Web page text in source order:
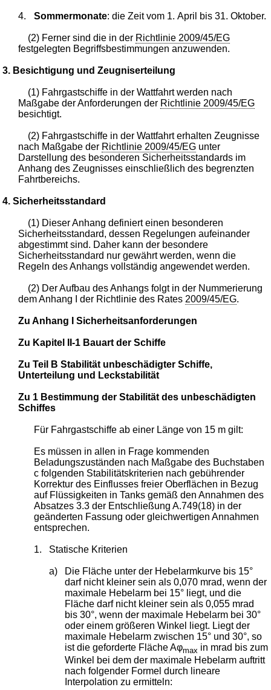
4. Sommermonate: die Zeit vom 1. April bis 31. Oktober.
(2) Ferner sind die in der Richtlinie 2009/45/EG
festgelegten Begriffsbestimmungen anzuwenden.
3. Besichtigung und Zeugniserteilung
(1) Fahrgastschiffe in der Wattfahrt werden nach
Maßgabe der Anforderungen der Richtlinie 2009/45/EG
besichtigt.
(2) Fahrgastschiffe in der Wattfahrt erhalten Zeugnisse
nach Maßgabe der Richtlinie 2009/45/EG unter
Darstellung des besonderen Sicherheitsstandards im
Anhang des Zeugnisses einschließlich des begrenzten
Fahrtbereichs.
4. Sicherheitsstandard
(1) Dieser Anhang definiert einen besonderen
Sicherheitsstandard, dessen Regelungen aufeinander
abgestimmt sind. Daher kann der besondere
Sicherheitsstandard nur gewährt werden, wenn die
Regeln des Anhangs vollständig angewendet werden.
(2) Der Aufbau des Anhangs folgt in der Nummerierung
dem Anhang I der Richtlinie des Rates 2009/45/EG.
Zu Anhang I Sicherheitsanforderungen
Zu Kapitel II-1 Bauart der Schiffe
Zu Teil B Stabilität unbeschädigter Schiffe,
Unterteilung und Leckstabilität
Zu 1 Bestimmung der Stabilität des unbeschädigten
Schiffes
Für Fahrgastschiffe ab einer Länge von 15 m gilt:
Es müssen in allen in Frage kommenden
Beladungszuständen nach Maßgabe des Buchstaben
c folgenden Stabilitätskriterien nach gebührender
Korrektur des Einflusses freier Oberflächen in Bezug
auf Flüssigkeiten in Tanks gemäß den Annahmen des
Absatzes 3.3 der Entschließung A.749(18) in der
geänderten Fassung oder gleichwertigen Annahmen
entsprechen.
1. Statische Kriterien
a)
Die Fläche unter der Hebelarmkurve bis 15°
darf nicht kleiner sein als 0,070 mrad, wenn der
maximale Hebelarm bei 15° liegt, und die
Fläche darf nicht kleiner sein als 0,055 mrad
bis 30°, wenn der maximale Hebelarm bei 30°
oder einem größeren Winkel liegt. Liegt der
maximale Hebelarm zwischen 15° und 30°, so
ist die geforderte Fläche Aφmax in mrad bis zum
Winkel bei dem der maximale Hebelarm auftritt
nach folgender Formel durch lineare
Interpolation zu ermitteln: